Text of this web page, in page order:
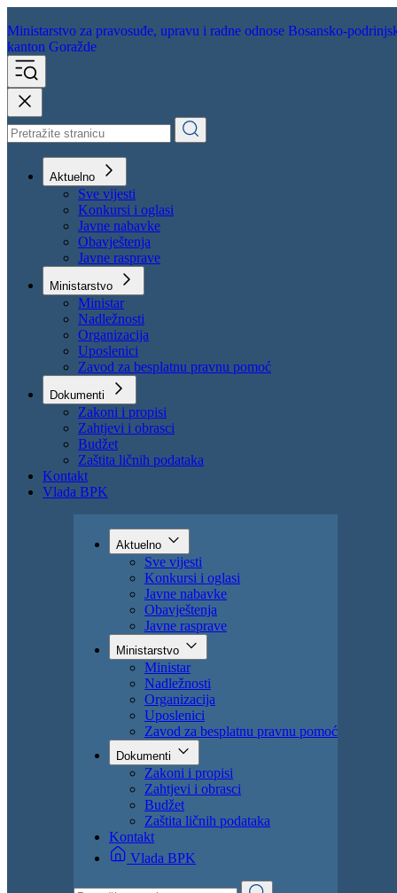
Ministarstvo za pravosuđe,
kanton Goražde
Aktuelno
Sve vijesti
Konkursi i oglasi
Javne nabavke
Obavještenja
Javne rasprave
Ministarstvo
Ministar
Nadležnosti
Organizacija
Uposlenici
Zavod za besplatnu pravnu pomoć
Dokumenti
Zakoni i propisi
Zahtjevi i obrasci
Budžet
Vlada BPK
Aktuelno
Sve vijesti
Konkursi i oglasi
Javne nabavke
Obavještenja
Javne rasprave
Ministarstvo
Ministar
Nadležnosti
Organizacija
Uposlenici
Zavod za besplatnu pravnu pomoć
Dokumenti
Zakoni i propisi
Zahtjevi i obrasci
Budžet
Zaštita ličnih podataka
Kontakt